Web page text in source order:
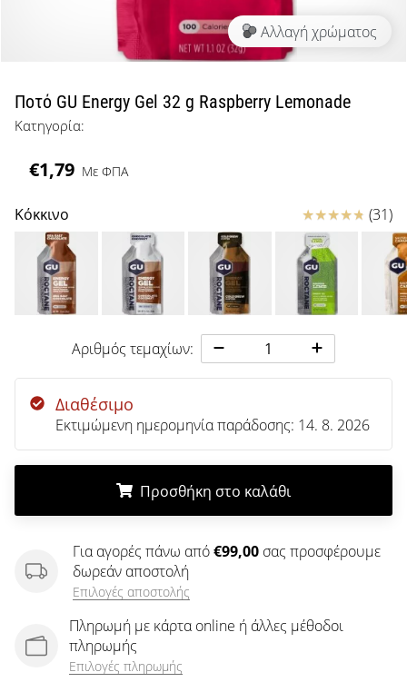
μπάσκετ
όπως
εμείς;
μαζί
ως
πρεσβευτής
της
μάρκας
μας.
όλων των
άρθρων
Αλλαγή χρώματος
Ποτό GU Energy Gel 32 g Raspberry Lemonade
Κατηγορία:
€1,79 Με ΦΠΑ
Κόκκινο Κριτικές (31)
Αριθμός τεμαχίων:
Διαθέσιμο
Εκτιμώμενη ημερομηνία παράδοσης: 14. 8. 2026
Προσθήκη στο καλάθι
Για αγορές πάνω από€99,00 σας προσφέρουμε
δωρεάν αποστολή
Επιλογές αποστολής
Πληρωμή με κάρτα online ή άλλες μέθοδοι
πληρωμής
Επιλογές πληρωμής